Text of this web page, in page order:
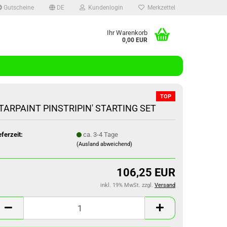
Gutscheine DE Kundenlogin Merkzettel
Ihr Warenkorb
0,00 EUR
TOP
PINSTRIPIN' STARTING SET
ca. 3-4 Tage
(Ausland abweichend)
106,25 EUR
inkl. 19% MwSt. zzgl. Versand